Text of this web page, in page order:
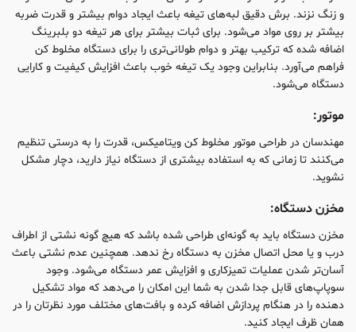
و زنگ نزند. برش دقیق لبه‌های تیغه باعث ایجاد دوام بیشتر و قدرت ضربه
بیشتر بر روی مواد می‌شود. برای ثبات بیشتر برای هر تیغه دو بلبرینگ
اضافه شده که ترکیب بهتر و دوام طولانی‌تری را برای دستگاه مخلوط‌ کن
فراهم می‌آورد. بنابراین وجود یک تیغه‌ خوب باعث افزایش کیفیت و کارایی
دستگاه می‌شود.
موتور:
مهندسان در طراحی موتور مخلوط کن ویتامیکس، قدرت را به درستی تنظیم
می‌کنند تا زمانی که به استفاده بیشتری از دستگاه نیاز دارید، دچار مشکل
نشوید.
مخزن دستگاه:
مخزن دستگاه باید به گونه‌ای طراحی شده باشد که هیچ گونه نشتی از اطراف
درب و یا محل اتصال مخزن به دستگاه رخ ندهد. همچنین عدم نشتی باعث
آسان‌تر شدن عملیات تمیزکاری و افزایش عمر دستگاه می‌شود. وجود
سوپاپ‌های قابل جدا شدن به شما این امکان را می‌دهد که مواد تشکیل
دهنده را در هنگام پردازش اضافه کرده و بافت‌های مختلف مورد نظرتان را در
همان ظرف ایجاد کنید.